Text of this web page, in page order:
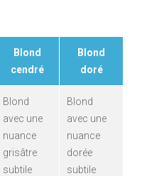
Blond
cendré
Blond
doré
Blond
avec une
nuance
grisâtre
subtile
Blond
avec une
nuance
dorée
subtile